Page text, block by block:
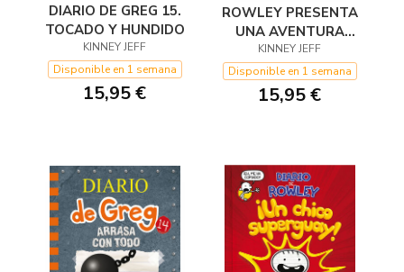
DIARIO DE GREG 15.
TOCADO Y HUNDIDO
KINNEY JEFF
Disponible en 1 semana
15,95 €
ROWLEY PRESENTA
UNA AVENTURA
SUPERGUAY
KINNEY JEFF
Disponible en 1 semana
15,95 €